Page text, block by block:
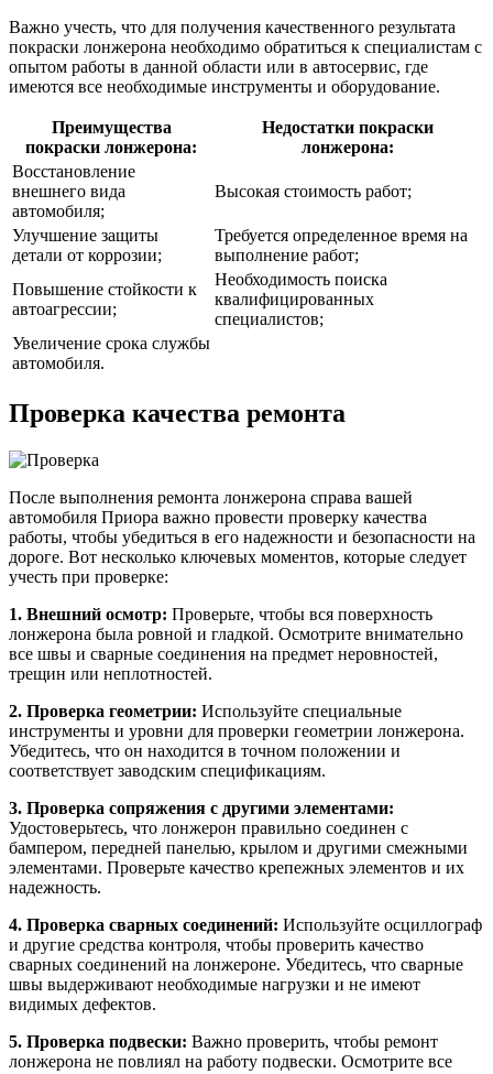
Важно учесть, что для получения качественного результата
покраски лонжерона необходимо обратиться к специалистам с
опытом работы в данной области или в автосервис, где
имеются все необходимые инструменты и оборудование.
Преимущества
покраски лонжерона:
Недостатки покраски
лонжерона:
Восстановление
внешнего вида
автомобиля;
Высокая стоимость работ;
Улучшение защиты
детали от коррозии;
Требуется определенное время на
выполнение работ;
Повышение стойкости к
автоагрессии;
Необходимость поиска
квалифицированных
специалистов;
Увеличение срока службы
автомобиля.
Проверка качества ремонта
После выполнения ремонта лонжерона справа вашей
автомобиля Приора важно провести проверку качества
работы, чтобы убедиться в его надежности и безопасности на
дороге. Вот несколько ключевых моментов, которые следует
учесть при проверке:
1. Внешний осмотр: Проверьте, чтобы вся поверхность
лонжерона была ровной и гладкой. Осмотрите внимательно
все швы и сварные соединения на предмет неровностей,
трещин или неплотностей.
2. Проверка геометрии: Используйте специальные
инструменты и уровни для проверки геометрии лонжерона.
Убедитесь, что он находится в точном положении и
соответствует заводским спецификациям.
3. Проверка сопряжения с другими элементами:
Удостоверьтесь, что лонжерон правильно соединен с
бампером, передней панелью, крылом и другими смежными
элементами. Проверьте качество крепежных элементов и их
надежность.
4. Проверка сварных соединений: Используйте осциллограф
и другие средства контроля, чтобы проверить качество
сварных соединений на лонжероне. Убедитесь, что сварные
швы выдерживают необходимые нагрузки и не имеют
видимых дефектов.
5. Проверка подвески: Важно проверить, чтобы ремонт
лонжерона не повлиял на работу подвески. Осмотрите все